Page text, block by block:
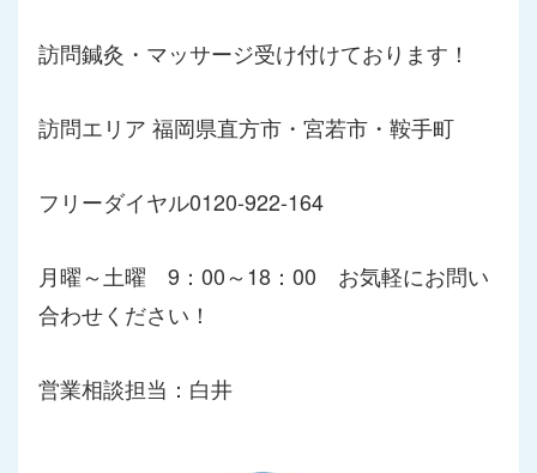
訪問鍼灸・マッサージ受け付けております！
訪問エリア 福岡県直方市・宮若市・鞍手町
フリーダイヤル0120-922-164
月曜～土曜 9：00～18：00 お気軽にお問い
合わせください！
営業相談担当：白井